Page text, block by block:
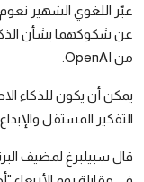
إقتصاد
صور وفنون
معرض الصور
صوتيات
التوجيهي
عبّر اللغوي الشهير
من OpenAI.
يمكن أن يكون للذكاء
التفكير المستقل
قال سبيلبرغ لمضيف